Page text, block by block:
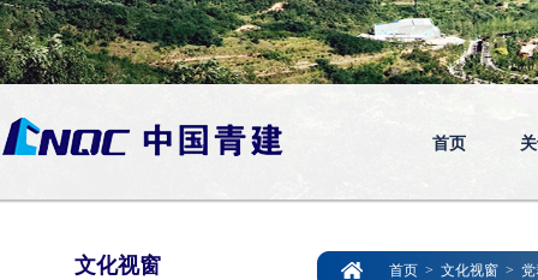
首页
文化视窗 首页 > 文化视窗 >